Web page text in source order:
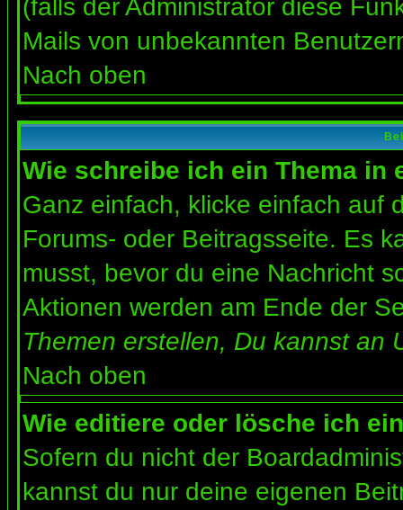
(falls der Administrator diese
Mails von unbekannten
Nach oben
Wie schreibe ich ein Thema in
Ganz einfach, klicke einfach auf
Forums- oder Beitragsseite. Es
musst, bevor du eine Nachricht
Aktionen werden am Ende der
Themen erstellen, Du kannst an
Nach oben
Wie editiere oder lösche ich
Sofern du nicht der
kannst du nur deine eigenen